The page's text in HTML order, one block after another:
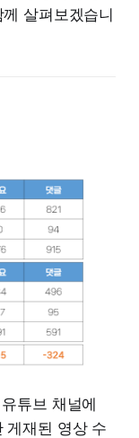
살펴보겠습니
튜브 채널에
게재된 영상 수